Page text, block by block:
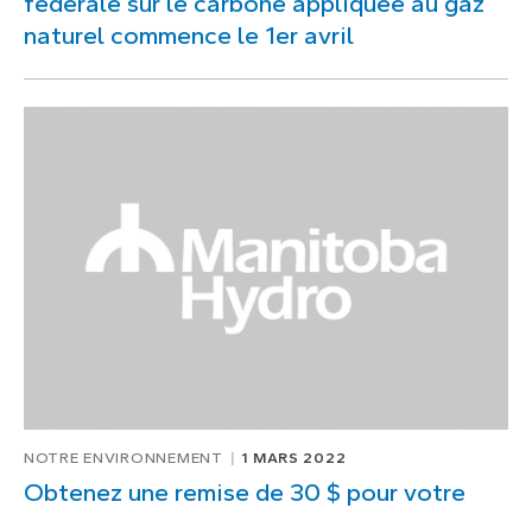
naturel commence le 1er avril
NOTRE ENVIRONNEMENT 1 MARS 2022
Obtenez une remise de 30 $ pour votre